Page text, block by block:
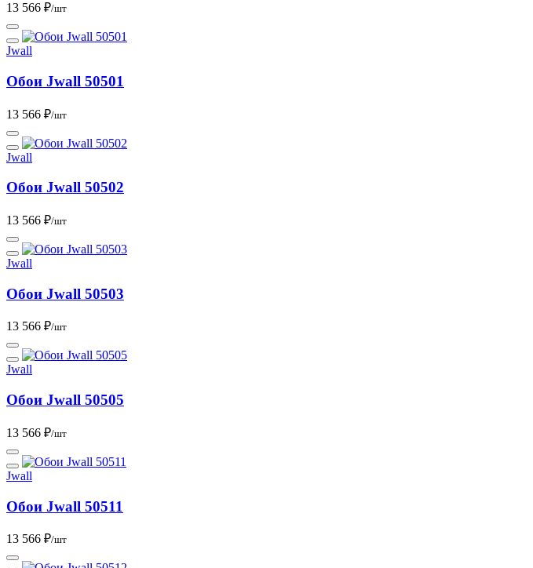
13 566 ₽/шт
Jwall
Обои Jwall 50501
13 566 ₽/шт
Jwall
Обои Jwall 50502
13 566 ₽/шт
Jwall
Обои Jwall 50503
13 566 ₽/шт
Jwall
Обои Jwall 50505
13 566 ₽/шт
Jwall
Обои Jwall 50511
13 566 ₽/шт